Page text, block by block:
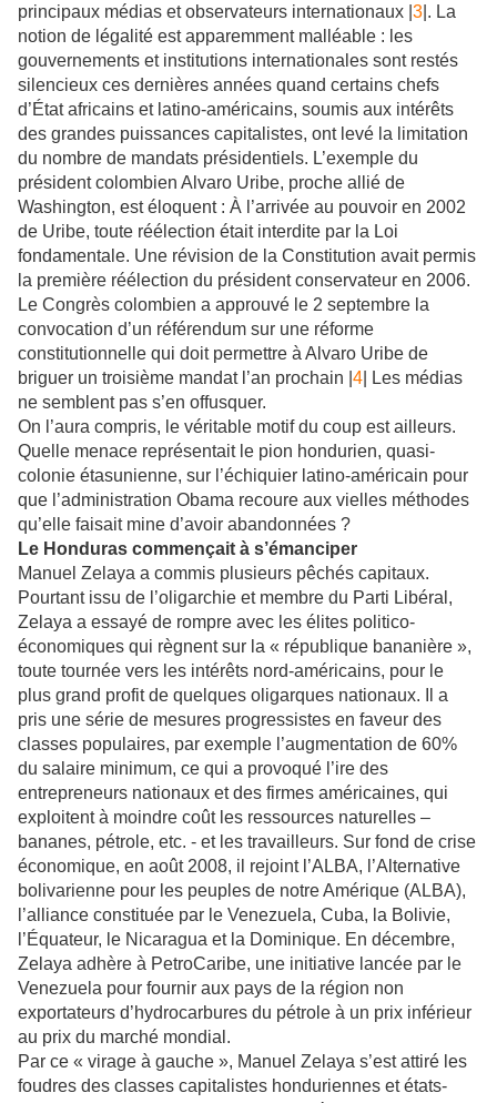
principaux médias et observateurs internationaux | 3 |. La
notion de légalité est apparemment malléable : les
gouvernements et institutions internationales sont restés
silencieux ces dernières années quand certains chefs
d’État africains et latino-américains, soumis aux intérêts
des grandes puissances capitalistes, ont levé la limitation
du nombre de mandats présidentiels. L’exemple du
président colombien Alvaro Uribe, proche allié de
Washington, est éloquent : À l’arrivée au pouvoir en 2002
de Uribe, toute réélection était interdite par la Loi
fondamentale. Une révision de la Constitution avait permis
la première réélection du président conservateur en 2006.
Le Congrès colombien a approuvé le 2 septembre la
convocation d’un référendum sur une réforme
constitutionnelle qui doit permettre à Alvaro Uribe de
briguer un troisième mandat l’an prochain | 4 | Les médias
ne semblent pas s’en offusquer.
On l’aura compris, le véritable motif du coup est ailleurs.
Quelle menace représentait le pion hondurien, quasi-
colonie étasunienne, sur l’échiquier latino-américain pour
que l’administration Obama recoure aux vielles méthodes
qu’elle faisait mine d’avoir abandonnées ?
Le Honduras commençait à s’émanciper
Manuel Zelaya a commis plusieurs pêchés capitaux.
Pourtant issu de l’oligarchie et membre du Parti Libéral,
Zelaya a essayé de rompre avec les élites politico-
économiques qui règnent sur la « république bananière »,
toute tournée vers les intérêts nord-américains, pour le
plus grand profit de quelques oligarques nationaux. Il a
pris une série de mesures progressistes en faveur des
classes populaires, par exemple l’augmentation de 60%
du salaire minimum, ce qui a provoqué l’ire des
entrepreneurs nationaux et des firmes américaines, qui
exploitent à moindre coût les ressources naturelles –
bananes, pétrole, etc. - et les travailleurs. Sur fond de crise
économique, en août 2008, il rejoint l’ALBA, l’Alternative
bolivarienne pour les peuples de notre Amérique (ALBA),
l’alliance constituée par le Venezuela, Cuba, la Bolivie,
l’Équateur, le Nicaragua et la Dominique. En décembre,
Zelaya adhère à PetroCaribe, une initiative lancée par le
Venezuela pour fournir aux pays de la région non
exportateurs d’hydrocarbures du pétrole à un prix inférieur
au prix du marché mondial.
Par ce « virage à gauche », Manuel Zelaya s’est attiré les
foudres des classes capitalistes honduriennes et états-